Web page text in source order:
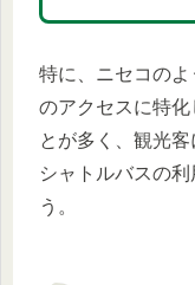
特に、ニセコの
のアクセスに特
とが多く、観光客
シャトルバスの
う。